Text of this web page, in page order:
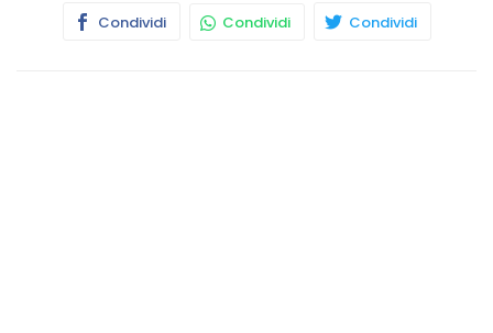
Condividi Condividi Condividi